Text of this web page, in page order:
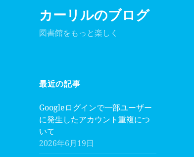
カーリルのブログ
図書館をもっと楽しく
最近の記事
Googleログインで一部ユーザー
に発生したアカウント重複につ
いて
2026年6月19日